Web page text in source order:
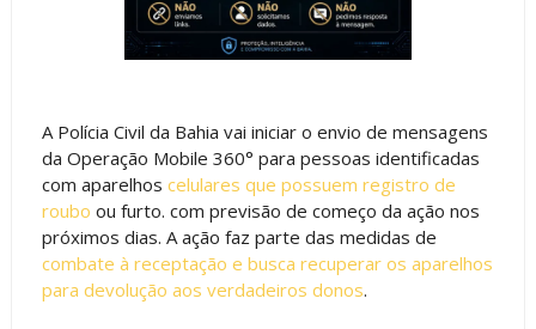
A Polícia Civil da Bahia vai iniciar o envio de mensagens
da Operação Mobile 360° para pessoas identificadas
com aparelhos celulares que possuem registro de
roubo ou furto. com previsão de começo da ação nos
próximos dias. A ação faz parte das medidas de
combate à receptação e busca recuperar os aparelhos
para devolução aos verdadeiros donos.